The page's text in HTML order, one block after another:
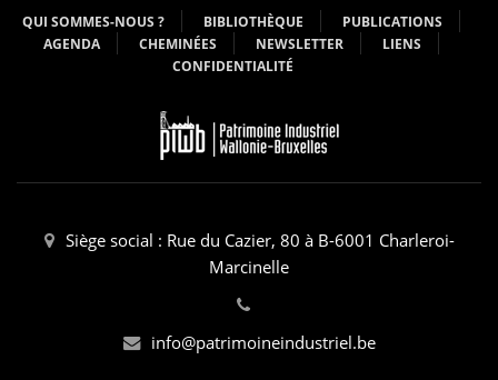
QUI SOMMES-NOUS ? BIBLIOTHÈQUE
PUBLICATIONS
AGENDA
CHEMINÉES NEWSLETTER
LIENS
CONFIDENTIALITÉ
Siège social : Rue du Cazier, 80 à B-6001 Charleroi-
Marcinelle
info@patrimoineindustriel.be